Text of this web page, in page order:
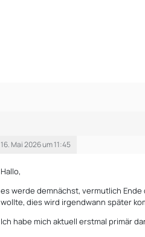
16. Mai 2026 um 11:45
Hallo,
es werde demnächst, vermutlich Ende
wollte, dies wird irgendwann später
Ich habe mich aktuell erstmal primär